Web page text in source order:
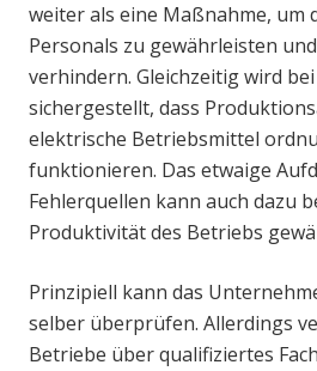
weiter als eine Maßnahme, um
Personals zu gewährleisten
verhindern. Gleichzeitig wird
sichergestellt, dass
elektrische Betriebsmittel
funktionieren. Das etwaige
Fehlerquellen kann auch dazu
Produktivität des Betriebs
Prinzipiell kann das
selber überprüfen. Allerdings
Betriebe über qualifiziertes